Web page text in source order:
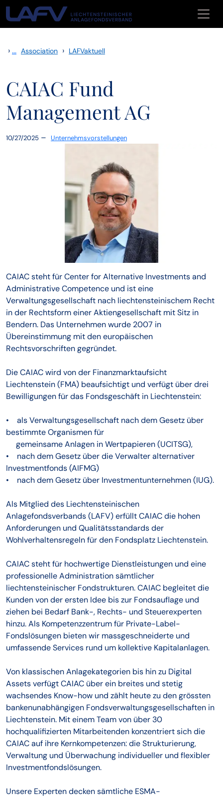
Skip to main content
›... Association › LAFVaktuell
CAIAC Fund
Management AG
10/27/2025 – Unternehmsvorstellungen
CAIAC steht für Center for Alternative Investments and
Administrative Competence und ist eine
Verwaltungsgesellschaft nach liechtensteinischem Recht
in der Rechtsform einer Aktiengesellschaft mit Sitz in
Bendern. Das Unternehmen wurde 2007 in
Übereinstimmung mit den europäischen
Rechtsvorschriften gegründet.
Die CAIAC wird von der Finanzmarktaufsicht
Liechtenstein (FMA) beaufsichtigt und verfügt über drei
Bewilligungen für das Fondsgeschäft in Liechtenstein:
• als Verwaltungsgesellschaft nach dem Gesetz über
bestimmte Organismen für
gemeinsame Anlagen in Wertpapieren (UCITSG),
• nach dem Gesetz über die Verwalter alternativer
Investmentfonds (AIFMG)
• nach dem Gesetz über Investmentunternehmen (IUG).
Als Mitglied des Liechtensteinischen
Anlagefondsverbands (LAFV) erfüllt CAIAC die hohen
Anforderungen und Qualitätsstandards der
Wohlverhaltensregeln für den Fondsplatz Liechtenstein.
CAIAC steht für hochwertige Dienstleistungen und eine
professionelle Administration sämtlicher
liechtensteinischer Fondstrukturen. CAIAC begleitet die
Kunden von der ersten Idee bis zur Fondsauflage und
ziehen bei Bedarf Bank-, Rechts- und Steuerexperten
hinzu. Als Kompetenzzentrum für Private-Label-
Fondslösungen bieten wir massgeschneiderte und
umfassende Services rund um kollektive Kapitalanlagen.
Von klassischen Anlagekategorien bis hin zu Digital
Assets verfügt CAIAC über ein breites und stetig
wachsendes Know-how und zählt heute zu den grössten
bankenunabhängigen Fondsverwaltungsgesellschaften in
Liechtenstein. Mit einem Team von über 30
hochqualifizierten Mitarbeitenden konzentriert sich die
CAIAC auf ihre Kernkompetenzen: die Strukturierung,
Verwaltung und Überwachung individueller und flexibler
Investmentfondslösungen.
Unsere Experten decken sämtliche ESMA-